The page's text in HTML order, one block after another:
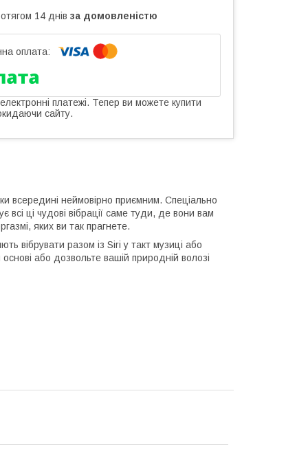
14 днів за домовленістю
платежі. Тепер ви можете купити
сайту.
всередині неймовірно приємним. Спеціально
всі ці чудові вібрації саме туди, де вони вам
яких ви так прагнете.
вібрувати разом із Siri у такт музиці або
або дозвольте вашій природній волозі